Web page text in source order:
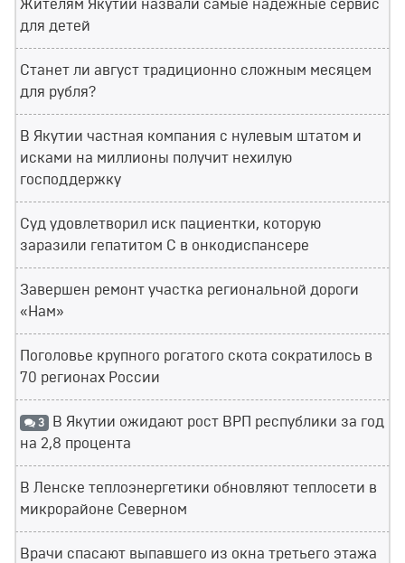
Жителям Якутии назвали самые надёжные сервис
для детей
Станет ли август традиционно сложным месяцем
для рубля?
В Якутии частная компания с нулевым штатом и
исками на миллионы получит нехилую
господдержку
Суд удовлетворил иск пациентки, которую
заразили гепатитом С в онкодиспансере
Завершен ремонт участка региональной дороги
«Нам»
Поголовье крупного рогатого скота сократилось в
70 регионах России
3 В Якутии ожидают рост ВРП республики за год
на 2,8 процента
В Ленске теплоэнергетики обновляют теплосети в
микрорайоне Северном
Врачи спасают выпавшего из окна третьего этажа